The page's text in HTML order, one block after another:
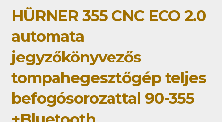
HÜRNER 355 CNC ECO 2.0
automata
jegyzőkönyvezős
tompahegesztőgép teljes
befogósorozattal 90-355